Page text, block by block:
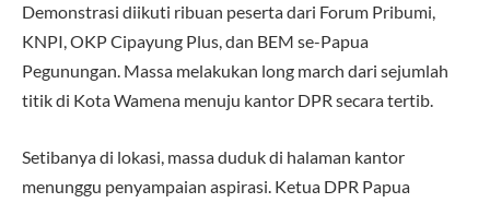
Demonstrasi diikuti ribuan peserta dari Forum Pribumi,
KNPI, OKP Cipayung Plus, dan BEM se-Papua
Pegunungan. Massa melakukan long march dari sejumlah
titik di Kota Wamena menuju kantor DPR secara tertib.
Setibanya di lokasi, massa duduk di halaman kantor
menunggu penyampaian aspirasi. Ketua DPR Papua